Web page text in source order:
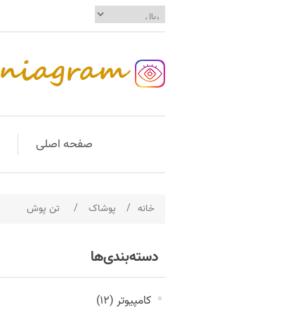
صفحه اصلی
خانه / پوشاک / تن پوش
دسته‌بندی‌ها
کامپیوتر (12)